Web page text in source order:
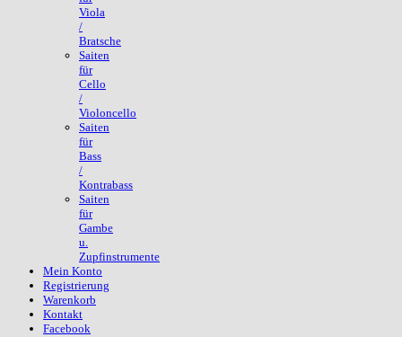
Viola
/
Bratsche
Saiten
für
Cello
/
Violoncello
Saiten
für
Bass
/
Kontrabass
Saiten
für
Gambe
u.
Zupfinstrumente
Mein Konto
Registrierung
Warenkorb
Kontakt
Facebook